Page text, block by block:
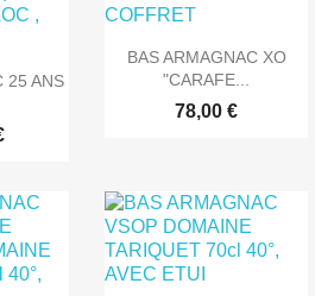
25 ANS
 Aperçu rapide
BAS ARMAGNAC XO
"CARAFE...
78,00 €